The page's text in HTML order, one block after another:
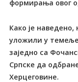
формирања овог
Како је наведено,
уложили у темеље
заједно са
Српске да
Херцеговине.